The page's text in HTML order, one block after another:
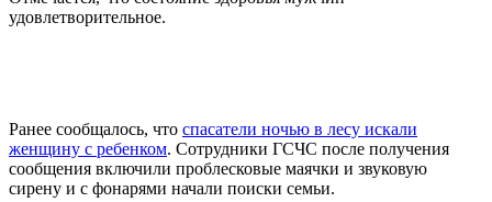
удовлетворительное.
Ранее сообщалось, что спасатели ночью в лесу искали
женщину с ребенком. Сотрудники ГСЧС после получения
сообщения включили проблесковые маячки и звуковую
сирену и с фонарями начали поиски семьи.